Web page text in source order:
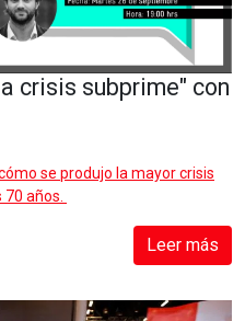
crisis subprime" con
se produjo la mayor crisis
años.
Leer más